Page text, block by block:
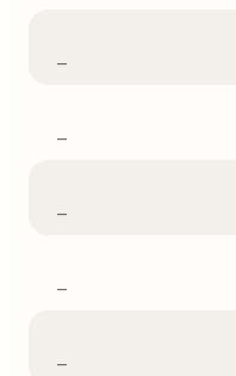
–
–
–
–
–